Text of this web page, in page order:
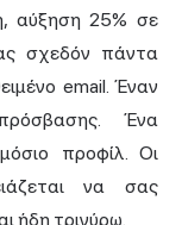
25% σε
σχεδόν πάντα
email. Έναν
Ένα
προφίλ. Οι
να σας
ήδη τριγύρω.